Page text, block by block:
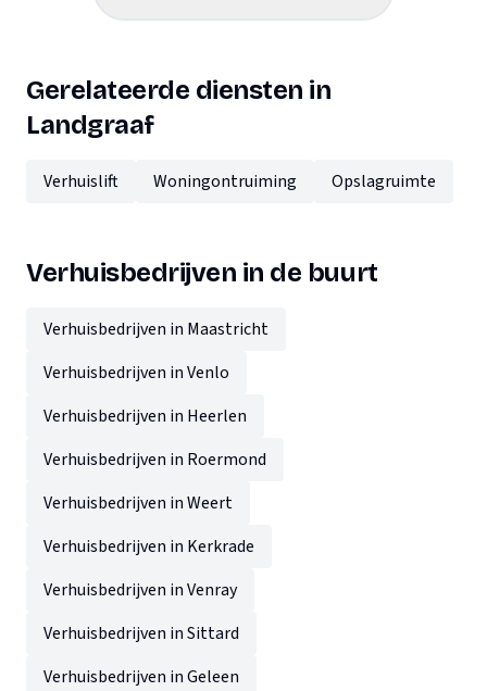
Gerelateerde diensten in
Landgraaf
Verhuislift Woningontruiming Opslagruimte
Verhuisbedrijven in de buurt
Verhuisbedrijven in Maastricht
Verhuisbedrijven in Venlo
Verhuisbedrijven in Heerlen
Verhuisbedrijven in Roermond
Verhuisbedrijven in Weert
Verhuisbedrijven in Kerkrade
Verhuisbedrijven in Venray
Verhuisbedrijven in Sittard
Verhuisbedrijven in Geleen